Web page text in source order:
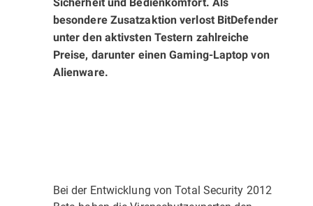
besondere Zusatzaktion verlost BitDefender
unter den aktivsten Testern zahlreiche
Preise, darunter einen Gaming-Laptop von
Alienware.
Bei der Entwicklung von Total Security 2012